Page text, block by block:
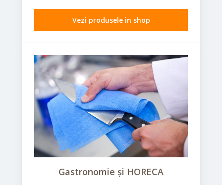
Vezi produsele in shop
Gastronomie și HORECA